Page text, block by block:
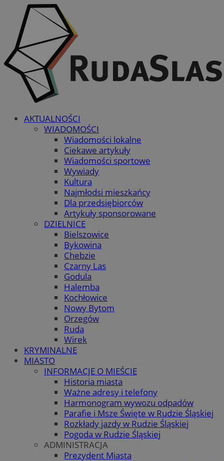
AKTUALNOŚCI
WIADOMOŚCI
Wiadomości lokalne
Ciekawe artykuły
Wiadomości sportowe
Wywiady
Kultura
Najmłodsi mieszkańcy
Dla przedsiębiorców
Artykuły sponsorowane
DZIELNICE
Bielszowice
Bykowina
Chebzie
Czarny Las
Godula
Halemba
Kochłowice
Nowy Bytom
Orzegów
Ruda
Wirek
KRYMINALNE
MIASTO
INFORMACJE O MIEŚCIE
Historia miasta
Ważne adresy i telefony
Harmonogram wywozu odpadów
Parafie i Msze Święte w Rudzie Śląskiej
Rozkłady jazdy w Rudzie Śląskiej
Pogoda w Rudzie Śląskiej
ADMINISTRACJA
Prezydent Miasta